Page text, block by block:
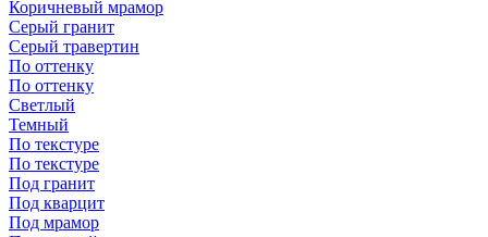
Коричневый мрамор
Серый гранит
Серый травертин
По оттенку
По оттенку
Светлый
Темный
По текстуре
По текстуре
Под гранит
Под кварцит
Под мрамор